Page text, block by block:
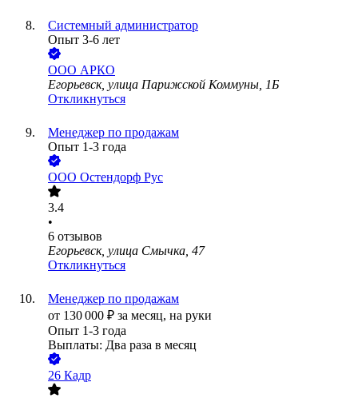
Системный администратор
Опыт 3-6 лет
ООО АРКО
Егорьевск, улица Парижской Коммуны, 1Б
Откликнуться
Менеджер по продажам
Опыт 1-3 года
ООО Остендорф Рус
3.4
•
6 отзывов
Егорьевск, улица Смычка, 47
Откликнуться
Менеджер по продажам
от 130 000 ₽ за месяц, на руки
Опыт 1-3 года
Выплаты: Два раза в месяц
26 Кадр